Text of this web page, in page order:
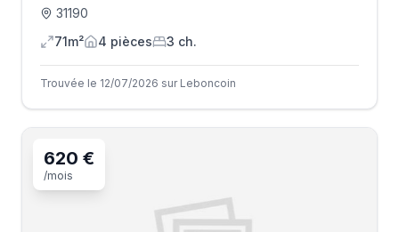
31190
71m²
4 pièces 3 ch.
Trouvée le 12/07/2026 sur Leboncoin
620 €
/mois